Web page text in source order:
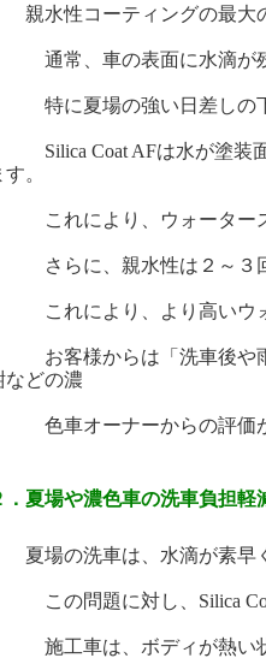
親水性コーティングの最大
、車の表面に水滴が残る
夏場の強い日差しの下で
Coat AFは水が塗装面
。
により、ウォータースポ
に、親水性は２～３回の
により、より高いウォー
様からは「洗車後や雨上
などの濃
オーナーからの評価が
夏場や濃色車の洗車負担軽
夏場の洗車は、水滴が素早
問題に対し、Silica Coat
車は、ボディが熱い状態